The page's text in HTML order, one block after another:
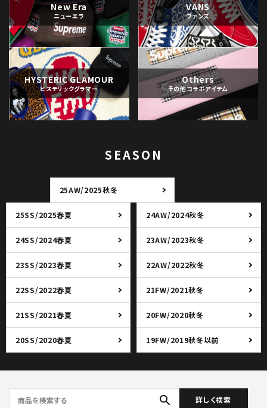
New Era
ニューエラ
VANS
ヴァンズ
HYSTERIC GLAMOUR
ヒステリックグラマー
Others
その他コラボアイテム
SEASON
25AW/2025秋冬
25SS/2025春夏 24AW/2024秋冬
24SS/2024春夏 23AW/2023秋冬
23SS/2023春夏 22AW/2022秋冬
22SS/2022春夏 21FW/2021秋冬
21SS/2021春夏 20FW/2020秋冬
20SS/2020春夏 19FW/2019秋冬以前
search 詳しく検索